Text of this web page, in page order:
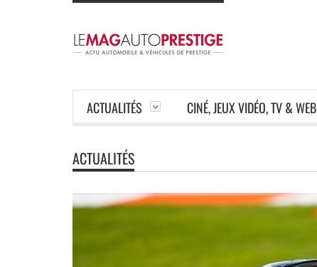
ACTUALITÉS CINÉ, JEUX VIDÉO, TV & WEB
ACTUALITÉS